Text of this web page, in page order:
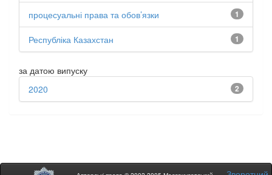
1
процесуальні права та обов’язки
1
Республіка Казахстан
за датою випуску
2
2020